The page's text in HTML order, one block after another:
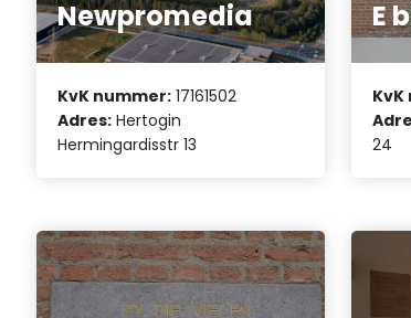
Newpromedia
KvK nummer: 17161502
Adres: Hertogin
Hermingardisstr 13
E
24